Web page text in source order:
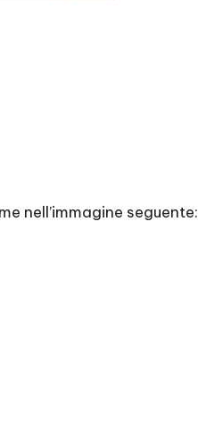
nell’immagine seguente: